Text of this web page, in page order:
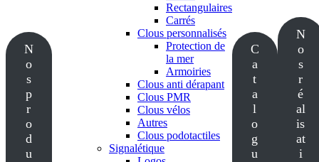
N
o
s
p
r
o
d
u
Rectangulaires
Carrés
Clous personnalisés
Protection de
la mer
Armoiries
Clous anti dérapant
Clous PMR
Clous vélos
Autres
Clous podotactiles
Signalétique
C
a
t
a
l
o
g
u
N
o
s
r
é
al
is
at
i